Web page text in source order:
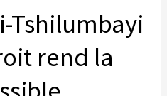
Tshilumbayi
rend la